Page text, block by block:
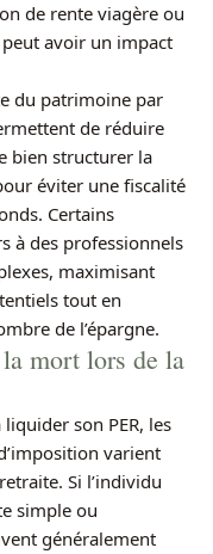
de rente viagère ou
avoir un impact
du patrimoine par
de réduire
bien structurer la
éviter une fiscalité
Certains
à des professionnels
maximisant
tout en
de l’épargne.
mort lors de la
son PER, les
varient
Si l’individu
simple ou
généralement